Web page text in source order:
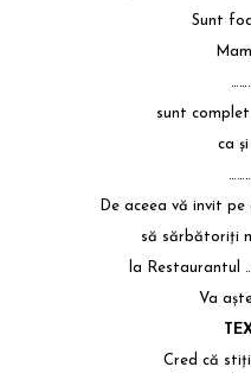
Sunt
sunt
ca
De aceea vă invit pe
să sărbătoriţi
la Restaurantul
Va
Cred că